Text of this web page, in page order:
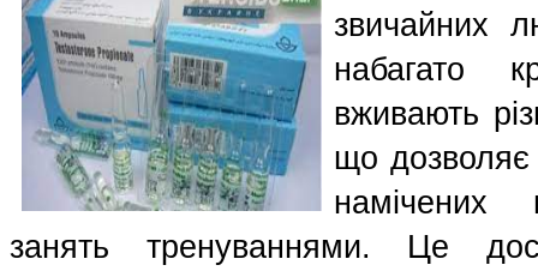
звичайних
набагато
вживають
що
намічених
занять тренуваннями. Це